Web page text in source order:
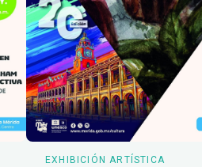
EXHIBICIÓN ARTÍSTICA